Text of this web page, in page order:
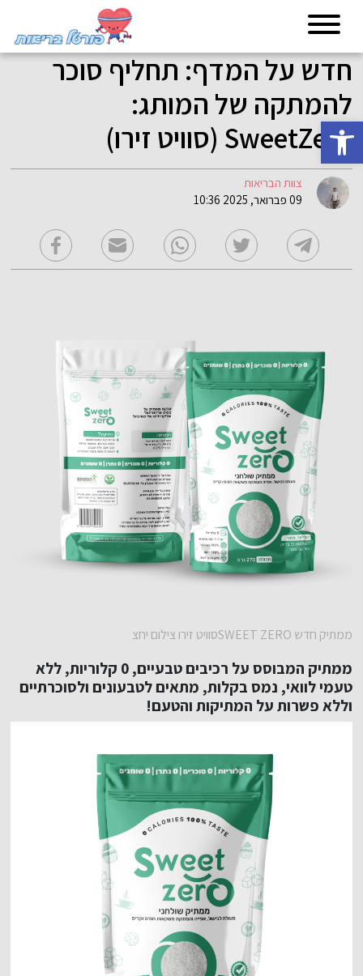
פתח סרגל נגישות
חדש על המדף: תחליף סוכר
להמתקה של המותג:
SweetZero (סוויט זירו)
צוות הבריאות
09 פברואר, 2025 10:36
ממתיק חדש SWEET ZEROסוויט זירו צילום יחצ
ממתיק המבוסס על רכיבים טבעיים, 0 קלוריות, ללא
טעמי לוואי, נמס בקלות, מתאים לטבעונים ולסוכרתיים
וללא פשרות על המתיקות והטעם!